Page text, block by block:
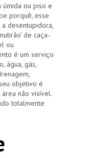
úmida ou piso e
porquê, esse
desentupidora,
de caça-
ou
é um serviço
água, gás,
objetivo é
não visível.
totalmente